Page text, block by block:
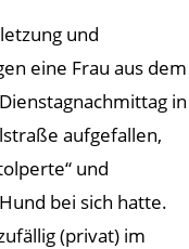
und
eine Frau aus dem
in
aufgefallen,
und
bei sich hatte.
(privat) im